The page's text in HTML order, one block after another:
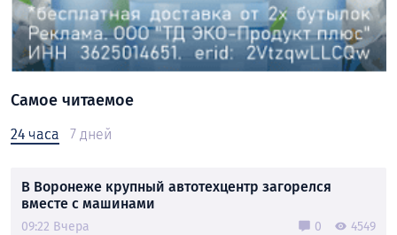
Самое читаемое
24 часа 7 дней
В Воронеже крупный автотехцентр загорелся
вместе с машинами
09:22 Вчера 0 4549